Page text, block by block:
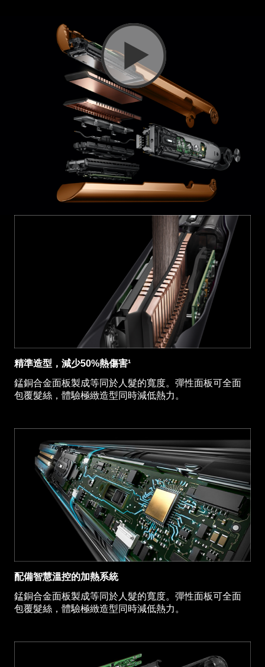
精準造型，減少50%熱傷害¹
錳銅合金面板製成等同於人髮的寬度。彈性面板可全面
包覆髮絲，體驗極緻造型同時減低熱力。
配備智慧溫控的加熱系統
錳銅合金面板製成等同於人髮的寬度。彈性面板可全面
包覆髮絲，體驗極緻造型同時減低熱力。